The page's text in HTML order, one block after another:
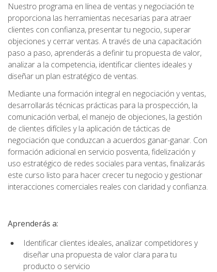
Nuestro programa en línea de ventas y negociación te
proporciona las herramientas necesarias para atraer
clientes con confianza, presentar tu negocio, superar
objeciones y cerrar ventas. A través de una capacitación
paso a paso, aprenderás a definir tu propuesta de valor,
analizar a la competencia, identificar clientes ideales y
diseñar un plan estratégico de ventas.
Mediante una formación integral en negociación y ventas,
desarrollarás técnicas prácticas para la prospección, la
comunicación verbal, el manejo de objeciones, la gestión
de clientes difíciles y la aplicación de tácticas de
negociación que conduzcan a acuerdos ganar-ganar. Con
formación adicional en servicio posventa, fidelización y
uso estratégico de redes sociales para ventas, finalizarás
este curso listo para hacer crecer tu negocio y gestionar
interacciones comerciales reales con claridad y confianza.
Aprenderás a:
Identificar clientes ideales, analizar competidores y
diseñar una propuesta de valor clara para tu
producto o servicio